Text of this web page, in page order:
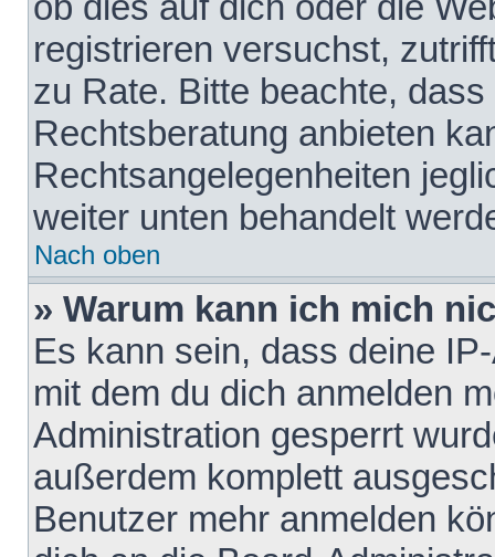
registrieren versuchst,
zu Rate. Bitte beachte,
Rechtsberatung anbieten
Rechtsangelegenheiten
weiter unten behandelt
Nach oben
» Warum kann ich mich
Es kann sein, dass deine
mit dem du dich anmelden
Administration gesperrt
außerdem komplett
Benutzer mehr anmelden